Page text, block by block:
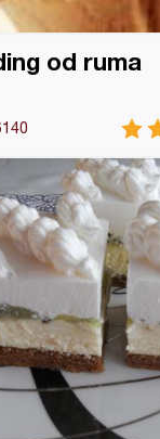
od ruma